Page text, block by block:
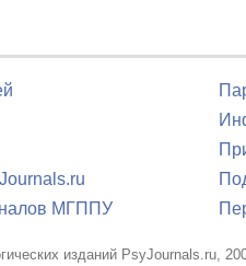
МГППУ
изданий PsyJournals.ru,